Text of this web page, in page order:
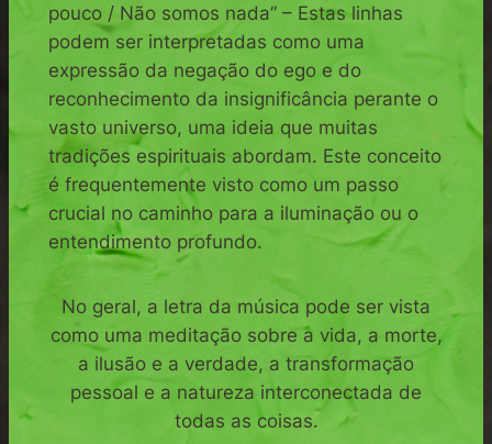
pouco / Não somos nada” – Estas linhas
podem ser interpretadas como uma
expressão da negação do ego e do
reconhecimento da insignificância perante o
vasto universo, uma ideia que muitas
tradições espirituais abordam. Este conceito
é frequentemente visto como um passo
crucial no caminho para a iluminação ou o
entendimento profundo.
No geral, a letra da música pode ser vista
como uma meditação sobre a vida, a morte,
a ilusão e a verdade, a transformação
pessoal e a natureza interconectada de
todas as coisas.